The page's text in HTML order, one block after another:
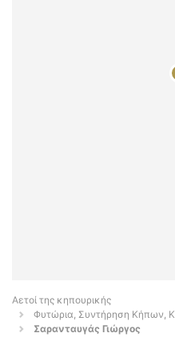
Αετοί της κηπουρικής
Φυτώρια, Συντήρηση Κήπων,
Σαρανταυγάς Γιώργος